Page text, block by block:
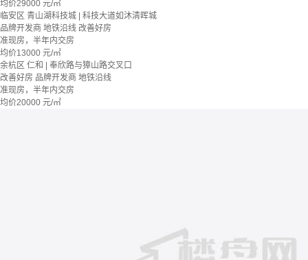
均价29000 元/㎡
临安区 青山湖科技城 | 科技大道如沐清晖城
品牌开发商 地铁沿线 改善好房
准现房，半年内交房
均价13000 元/㎡
余杭区 仁和 | 奉欣路与獐山路交叉口
改善好房 品牌开发商 地铁沿线
准现房，半年内交房
均价20000 元/㎡